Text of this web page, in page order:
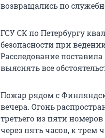
возвращались по
ГСУ СК по Петербургу
безопасности при
Расследование
выяснять все
Пожар рядом с
вечера. Огонь
третьего из пяти
через пять часов, к